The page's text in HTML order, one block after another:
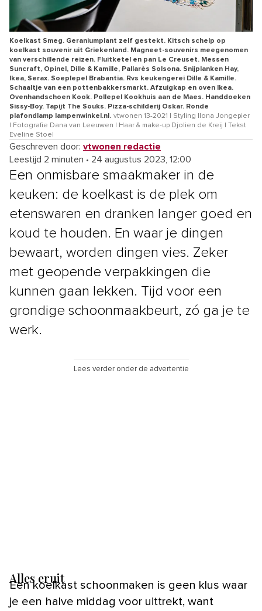
Koelkast Smeg. Geraniumplant zelf gestekt. Kitsch schelp op
koelkast souvenir uit Griekenland. Magneet-souvenirs meegenomen
van verschillende reizen. Fluitketel en pan Le Creuset. Messen
Suncraft, Opinel, Dille & Kamille, Pallarès Solsona. Snijplanken Hay,
Ikea, Serax. Soeplepel Brabantia. Rvs keukengerei Dille & Kamille.
Schaaltje van een pottenbakkersmarkt. Afzuigkap en oven Ikea.
Ovenhandschoen Kook. Pollepel Kookhuis aan de Maes. Handdoeken
Sissy-Boy. Tapijt The Souks. Pizza-schilderij Oskar. Ronde
plafondlamp lampenwinkel.nl. vtwonen 13-2021 | Styling Ilona Jongepier
| Fotografie Dana van Leeuwen | Haar & make-up Djolien de Kreij | Tekst
Eveline Stoel
Geschreven door: vtwonen redactie
Leestijd 2 minuten • 24 augustus 2023, 12:00
Een onmisbare smaakmaker in de
keuken: de koelkast is de plek om
etenswaren en dranken langer goed en
koud te houden. En waar je dingen
bewaart, worden dingen vies. Zeker
met geopende verpakkingen die
kunnen gaan lekken. Tijd voor een
grondige schoonmaakbeurt, zó ga je te
werk.
Lees verder onder de advertentie
Alles eruit
Een koelkast schoonmaken is geen klus waar
je een halve middag voor uittrekt, want